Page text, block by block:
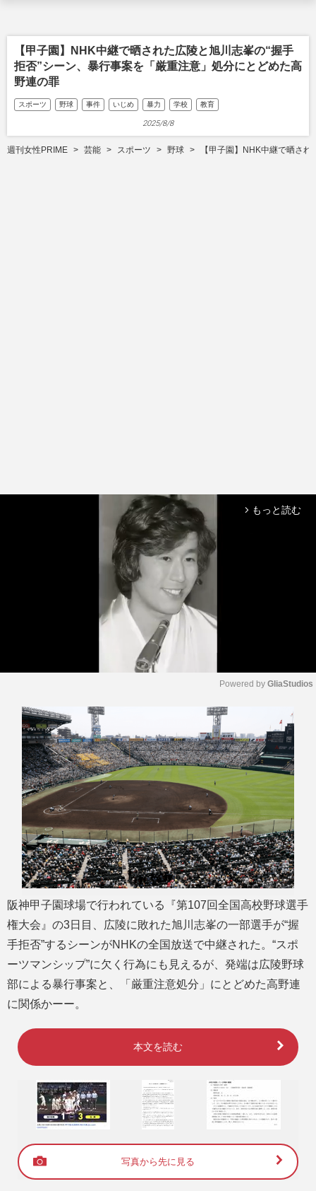
【甲子園】NHK中継で晒された広陵と旭川志峯の“握手
拒否”シーン、暴行事案を「厳重注意」処分にとどめた高
野連の罪
スポーツ 野球 事件 いじめ 暴力 学校 教育
2025/8/8
週刊女性PRIME 芸能 スポーツ 野球 【甲子園】NHK中継で晒さ
arrow_forward_ios もっと読む
t
e
Powered by GliaStudios
阪神甲子園球場で行われている『第107回全国高校野球選手
権大会』の3日目、広陵に敗れた旭川志峯の一部選手が“握
手拒否”するシーンがNHKの全国放送で中継された。“スポ
ーツマンシップ”に欠く行為にも見えるが、発端は広陵野球
部による暴行事案と、「厳重注意処分」にとどめた高野連
に関係かーー。
本文を読む
写真から先に見る